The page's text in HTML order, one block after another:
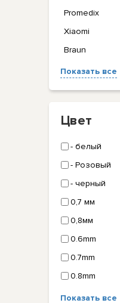
Promedix
Xiaomi
Braun
Показать все
Цвет
- белый
- Розовый
- черный
0,7 мм
0,8мм
0.6mm
0.7mm
0.8mm
Показать все